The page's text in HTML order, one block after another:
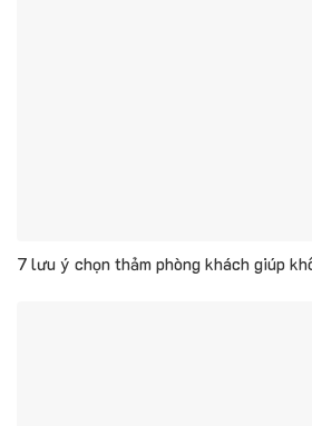
7 lưu ý chọn thảm phòng khách giúp